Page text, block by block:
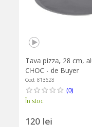
Tava pizza, 28 cm,
CHOC - de Buyer
Cod: 813628
(0)
În stoc
120 lei